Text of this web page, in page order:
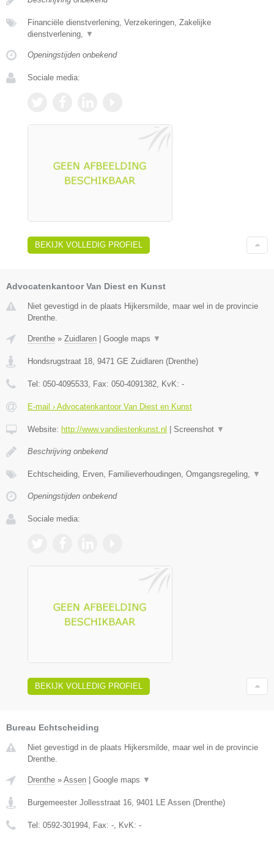
Financiële dienstverlening, Verzekeringen, Zakelijke
dienstverlening, ▼
Openingstijden onbekend
Sociale media:
BEKIJK VOLLEDIG PROFIEL
Advocatenkantoor Van Diest en Kunst
Niet gevestigd in de plaats Hijkersmilde, maar wel in de provincie
Drenthe.
Drenthe » Zuidlaren Google maps ▼
Hondsrugstraat 18, 9471 GE Zuidlaren (Drenthe)
Tel: 050-4095533, Fax: 050-4091382, KvK: -
E-mail › Advocatenkantoor Van Diest en Kunst
Website: http://www.vandiestenkunst.nl Screenshot ▼
Beschrijving onbekend
Echtscheiding, Erven, Familieverhoudingen, Omgangsregeling, ▼
Openingstijden onbekend
Sociale media:
BEKIJK VOLLEDIG PROFIEL
Bureau Echtscheiding
Niet gevestigd in de plaats Hijkersmilde, maar wel in de provincie
Drenthe.
Drenthe » Assen Google maps ▼
Burgemeester Jollesstraat 16 9401 LE Assen (Drenthe)
Tel: 0592-301994 , Fax: - , KvK: -